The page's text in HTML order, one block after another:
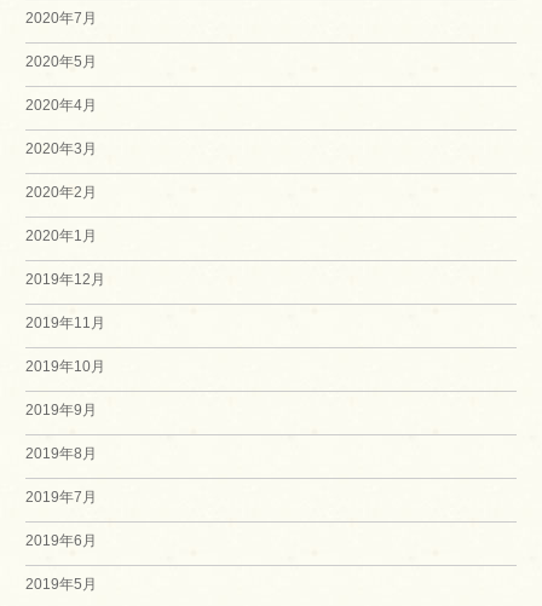
2020年7月
2020年5月
2020年4月
2020年3月
2020年2月
2020年1月
2019年12月
2019年11月
2019年10月
2019年9月
2019年8月
2019年7月
2019年6月
2019年5月